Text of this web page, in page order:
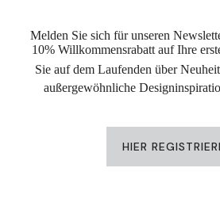
Melden Sie sich für unseren
10% Willkommensrabatt auf Ihre
Sie auf dem Laufenden über
außergewöhnliche
HIER